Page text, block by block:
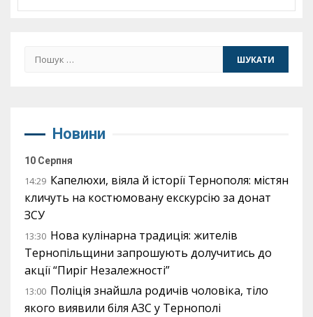
Пошук:
Новини
10 Серпня
14:29 Капелюхи, віяла й історії Тернополя: містян
кличуть на костюмовану екскурсію за донат
ЗСУ
13:30 Нова кулінарна традиція: жителів
Тернопільщини запрошують долучитись до
акції “Пиріг Незалежності”
13:00 Поліція знайшла родичів чоловіка, тіло
якого виявили біля АЗС у Тернополі